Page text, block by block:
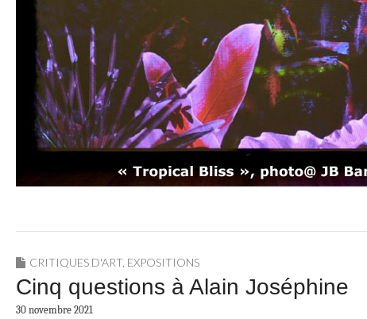
CRITIQUES D'ART, EXPOSITIONS
Cinq questions à Alain Joséphine
30 novembre 2021